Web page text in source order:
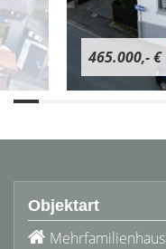
465.000,- €
Objektart
Mehrfamilienhaus